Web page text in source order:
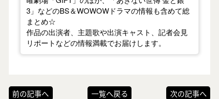
3」などのBS＆WOWOWドラマの情報も含めて総
まとめ☆
作品の出演者、主題歌や出演キャスト、記者会見
リポートなどの情報満載でお届けします。
前の記事へ 一覧へ戻る 次の記事へ